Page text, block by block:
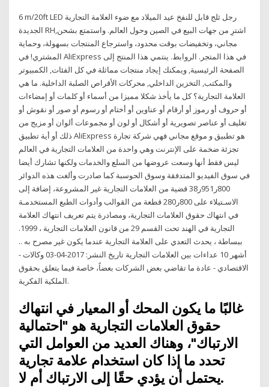
6 m/20ft LED رجل ثلج قابل للنفخ عيد الميلاد مع ضوء العلامة التجارية
الجديدة RH,اشترِ من جهات البيع في الصين وحول العالم. واستمتع بشحن
مجاني، وتخفيضات بوقت محدود، واسترجاع المنتجات بسهولة، وحماية
المشتري! في AliExpress في هذا المتجر. الروابط. ينتمي هذا المنتج إلى
الصفحة الرئيسية, ويمكنك إيجاد منتجات مماثلة في كل الفئات, الكمبيوتر
والمكتب, التخزين الداخلي, محركات الأقراص الصلبة الداخلية. ما هي
العلامة التجارية؟ كل ما يأخذ شكلا مميزا من أسماء أو كلمات أو إمضاءات
أو حروف أو رموز أو أرقام أو عناوين أو أختام أو رسوم أو صور أو نقوش أو
تغليف أو عناصر تصويرية أو أشكال أو لون أو مجموعات ألوان أو مزيج من
ذلك أو أية تطبيق AliExpress هو تطبيق و موقع مجاني فهي شركة تجارة
تجزئة ضخمة على الإنترنت وهي واحدة من العلامات التجارية في العالم
ليس فقط أنها وسعت عروضها من السلع والخدمات ولكنها تشارك أيضا
في سوق الفيديو المتدفقة وسوق الحوسبة كما صادرت وألغت هذه الدوائر
800ر951ر38 قضية من العلامات التجارية غير المشروعة، إضافة إلى
الاسـتيلاء على 800ر280 قطعة من القوالب وأدوات الطبع المستخدمـة
في انتهاك حقوق العلامات التجارية، ومصادرة يتم تعريف انتهاك العلامة
التجارية في الهند تحت القسم 29 من قانون العلامات التجارية ، 1999.
ببساطة ، يحدث التعدي على العلامة التجارية عندما يكون غير مصرح به ..
أشهر 10 عداءات بين العلامات التجارية تاريخ النشر: 2017-04-03 وكالات -
الاقتصادي - عادة ما تقاضي بعض الشركات بعضاً، خاصة فيما يتعلق بحقوق
الملكية الفكرية.
غالبًا ما يكون المحك أو المعيار في انتهاك
حقوق العلامات التجارية هو "احتمالية
الارتباك"، وهناك العديد من العوامل التي
تحدد ما إذا كان استخدام علامة تجارية
يحتمل أن يؤدي حقًا إلى الارتباك أم لا.